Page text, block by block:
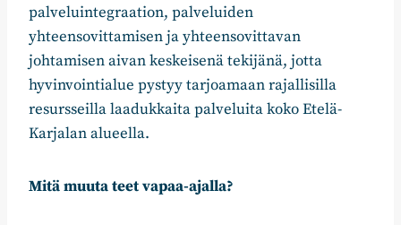
palveluintegraation, palveluiden
yhteensovittamisen ja yhteensovittavan
johtamisen aivan keskeisenä tekijänä, jotta
hyvinvointialue pystyy tarjoamaan rajallisilla
resursseilla laadukkaita palveluita koko Etelä-
Karjalan alueella.
Mitä muuta teet vapaa-ajalla?